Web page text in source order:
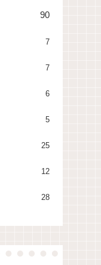
90
7
7
6
5
25
12
28